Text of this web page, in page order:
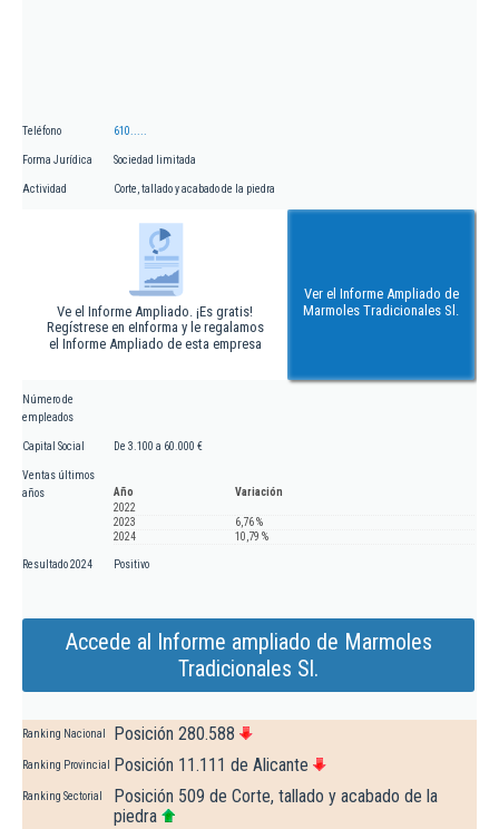
Teléfono 610.....
Forma Jurídica Sociedad limitada
Actividad Corte, tallado y acabado de la piedra
Ve el Informe Ampliado. ¡Es gratis!
Regístrese en eInforma y le regalamos
el Informe Ampliado de esta empresa
Ver el Informe Ampliado de
Marmoles Tradicionales Sl.
Número de
empleados
Capital Social De 3.100 a 60.000 €
Ventas últimos
años
Año
Variación
2022
2023
6,76 %
2024
10,79 %
Resultado 2024 Positivo
Accede al Informe ampliado de Marmoles
Tradicionales Sl.
Ranking Nacional Posición 280.588
Ranking Provincial Posición 11.111 de Alicante
Ranking Sectorial
Posición 509 de Corte, tallado y acabado de la
piedra